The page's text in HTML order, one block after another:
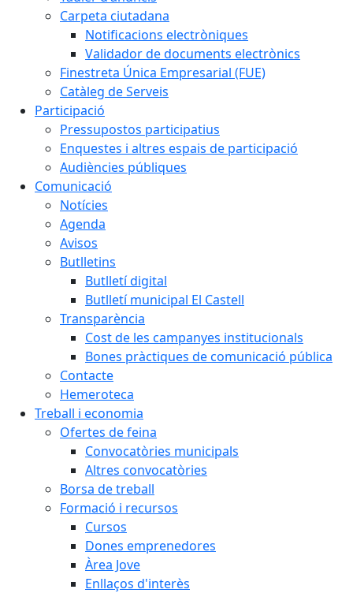
Carpeta ciutadana
Notificacions electròniques
Validador de documents electrònics
Finestreta Única Empresarial (FUE)
Catàleg de Serveis
Participació
Pressupostos participatius
Enquestes i altres espais de participació
Audiències públiques
Comunicació
Notícies
Agenda
Avisos
Butlletins
Butlletí digital
Butlletí municipal El Castell
Transparència
Cost de les campanyes institucionals
Bones pràctiques de comunicació pública
Contacte
Hemeroteca
Treball i economia
Ofertes de feina
Convocatòries municipals
Altres convocatòries
Borsa de treball
Formació i recursos
Cursos
Dones emprenedores
Àrea Jove
Enllaços d'interès